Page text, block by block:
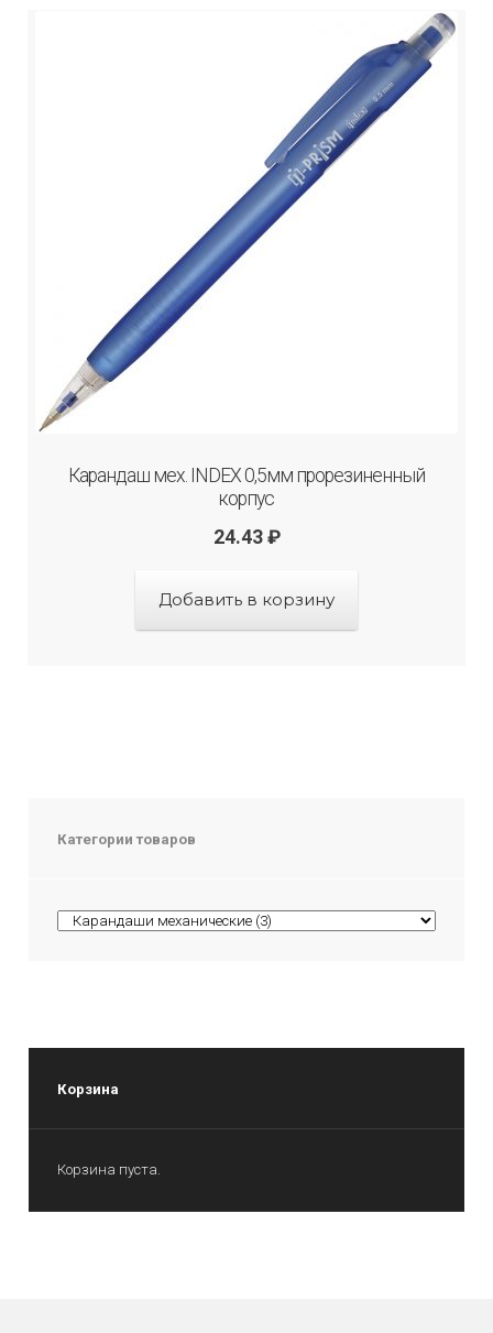
Карандаш мех. INDEX 0,5мм прорезиненный
корпус
24.43 ₽
Добавить в корзину
Категории товаров
Корзина
Корзина пуста.